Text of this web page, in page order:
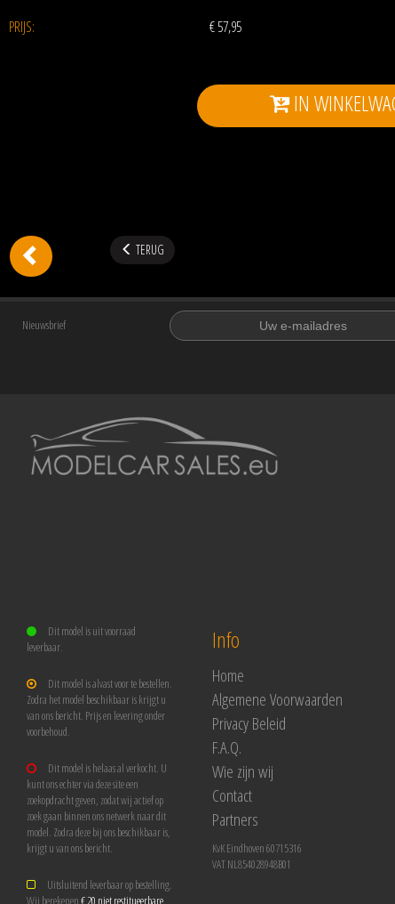
PRIJS:
€57,95
IN
TERUG
Nieuwsbrief
Dit model is uit voorraad
leverbaar.
Dit model is alvast voor te bestellen.
Zodra het model beschikbaar is krijgt u
van ons bericht. Prijs en levering onder
voorbehoud.
Dit model is helaas al verkocht. U
kunt ons echter via deze site een
zoekopdracht geven, zodat wij actief op
zoek gaan binnen ons netwerk naar dit
model. Zodra deze bij ons beschikbaar is,
krijgt u van ons bericht.
Uitsluitend leverbaar op bestelling.
Info
Home
Algemene Voorwaarden
Privacy Beleid
F.A.Q.
Wie zijn wij
Contact
Partners
KvK Eindhoven 60715316
VAT NL854028948B01